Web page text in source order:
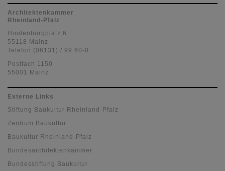
Architektenkammer
Rheinland-Pfalz
Hindenburgplatz 6
55118 Mainz
Telefon (06131) / 99 60-0
Postfach 1150
55001 Mainz
Externe Links
Stiftung Baukultur Rheinland-Pfalz
Zentrum Baukultur
Baukultur Rheinland-Pfalz
Bundesarchitektenkammer
Bundesstiftung Baukultur